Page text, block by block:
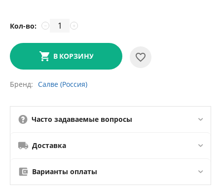
Кол-во: +
−
В КОРЗИНУ
Бренд Салве (Россия)
Часто задаваемые вопросы
Доставка
Варианты оплаты